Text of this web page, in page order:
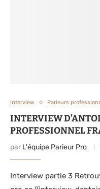
Interview Parieurs
INTERVIEW
PROFESSIONNEL
par L'équipe Parieur Pro
Interview partie 3